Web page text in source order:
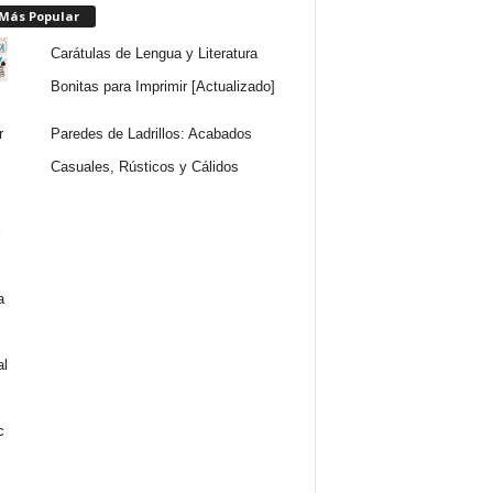
Popular
Carátulas de Lengua y Literatura
Bonitas para Imprimir [Actualizado]
Paredes de Ladrillos: Acabados
Casuales, Rústicos y Cálidos